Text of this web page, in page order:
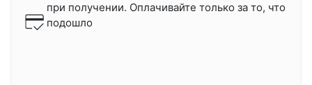
при получении. Оплачивайте только за то, что
подошло